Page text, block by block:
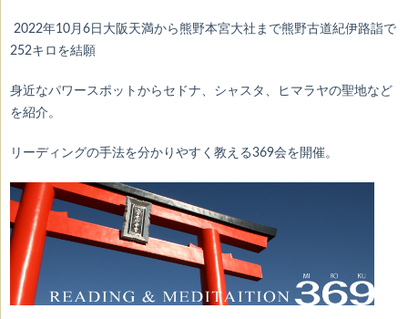
2022年10月6日大阪天満から熊野本宮大社まで熊野古道紀伊路詣で
252キロを結願
身近なパワースポットからセドナ、シャスタ、ヒマラヤの聖地など
を紹介。
リーディングの手法を分かりやすく教える369会を開催。